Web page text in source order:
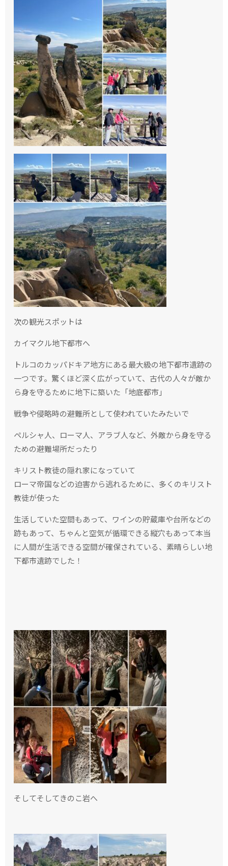
次の観光スポットは
カイマクル地下都市へ
トルコのカッパドキア地方にある最大級の地下都市遺跡の
一つです。驚くほど深く広がっていて、古代の人々が敵か
ら身を守るために地下に築いた「地底都市」
戦争や侵略時の避難所として使われていたみたいで
ペルシャ人、ローマ人、アラブ人など、外敵から身を守る
ための避難場所だったり
キリスト教徒の隠れ家になっていて
ローマ帝国などの迫害から逃れるために、多くのキリスト
教徒が使った
生活していた空間もあって、ワインの貯蔵庫や台所などの
跡もあって、ちゃんと空気が循環できる縦穴もあって本当
に人間が生活できる空間が確保されている、素晴らしい地
下都市遺跡でした！
そしてそしてきのこ岩へ